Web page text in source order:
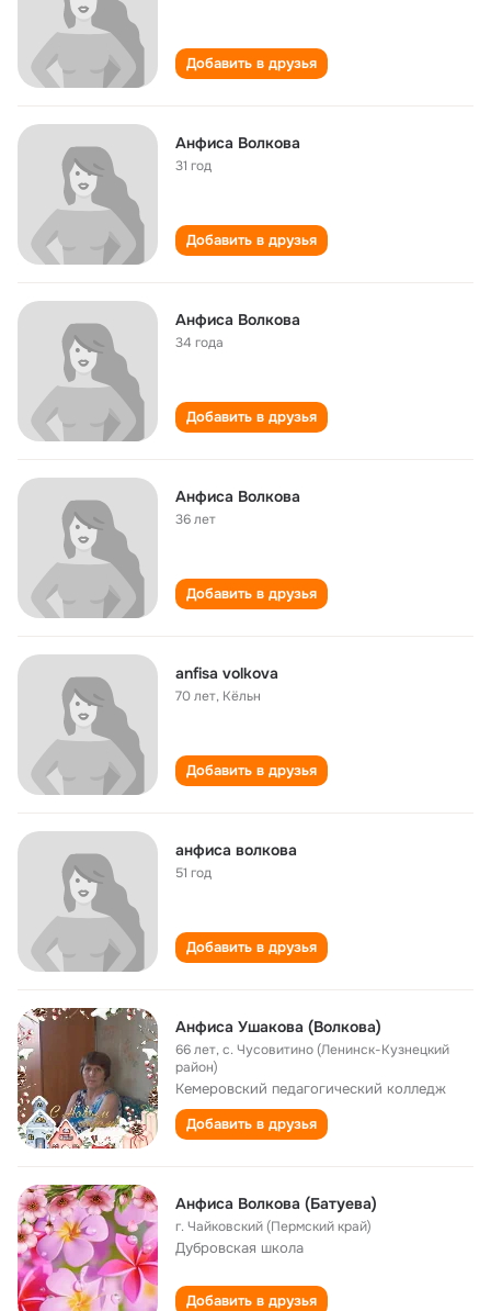
Добавить в друзья
Анфиса Волкова
31 год
Добавить в друзья
Анфиса Волкова
34 года
Добавить в друзья
Анфиса Волкова
36 лет
Добавить в друзья
anfisa volkova
70 лет, Кёльн
Добавить в друзья
анфиса волкова
51 год
Добавить в друзья
Анфиса Ушакова (Волкова)
66 лет,с. Чусовитино (Ленинск-Кузнецкий
район)
Кемеровский педагогический колледж
Добавить в друзья
Анфиса Волкова (Батуева)
г. Чайковский (Пермский край)
Дубровская школа
Добавить в друзья